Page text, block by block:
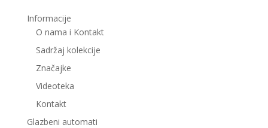
Informacije
O nama i Kontakt
Sadržaj kolekcije
Značajke
Videoteka
Kontakt
Glazbeni automati